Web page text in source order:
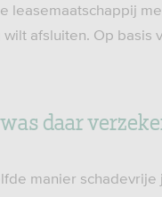
leasemaatschappij
afsluiten. Op
daar
manier schadevrije